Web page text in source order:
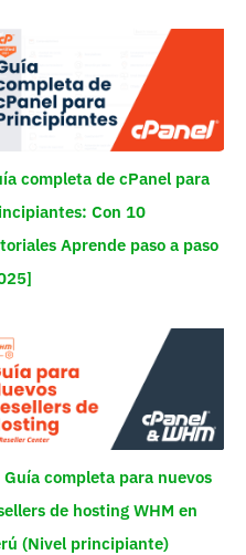
completa de cPanel para
Con 10
Aprende paso a paso
Guía completa para nuevos
de hosting WHM en
(Nivel principiante)